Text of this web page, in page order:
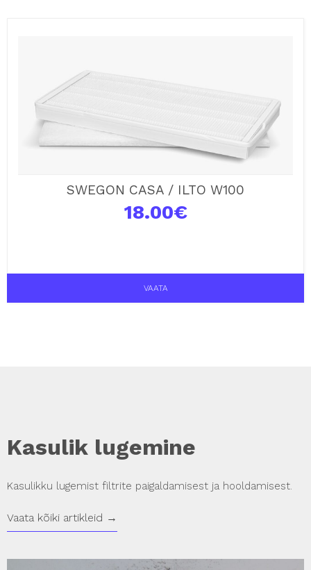
SWEGON CASA / ILTO W100
18.00€
VAATA
Kasulik lugemine
Kasulikku lugemist filtrite paigaldamisest ja hooldamisest.
Vaata kõiki artikleid →